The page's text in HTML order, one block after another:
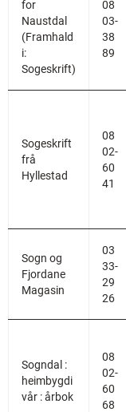
for
Naustdal
(Framhald
i:
Sogeskrift)
08
03-
38
89
Sogeskrift
frå
Hyllestad
08
02-
60
41
Sogn og
Fjordane
Magasin
03
33-
29
26
Sogndal :
heimbygdi
vår : årbok
08
02-
60
68